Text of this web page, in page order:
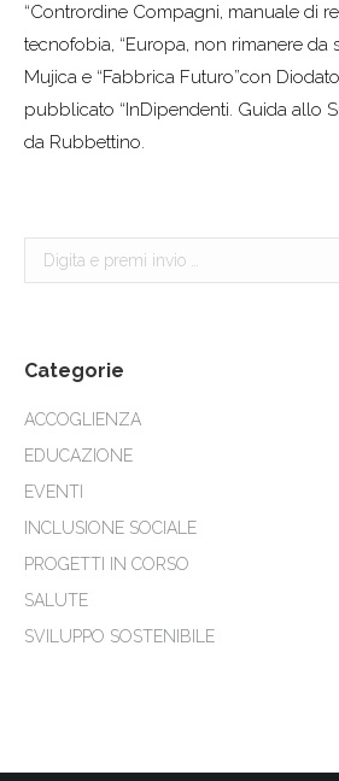
“Contrordine Compagni, manuale di
tecnofobia, “Europa, non rimanere da
Mujica e “Fabbrica Futuro”con
pubblicato “InDipendenti. Guida allo
da Rubbettino.
Cerca:
Categorie
ACCOGLIENZA
EDUCAZIONE
EVENTI
INCLUSIONE SOCIALE
PROGETTI IN CORSO
SALUTE
SVILUPPO SOSTENIBILE